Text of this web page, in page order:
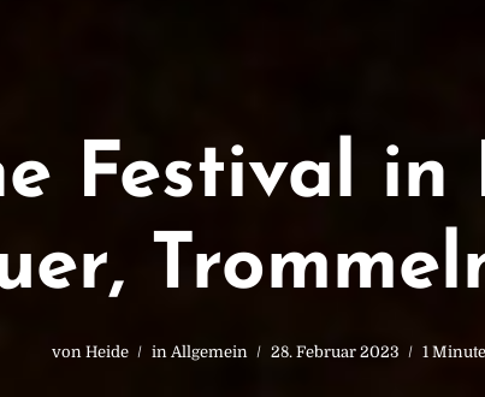
Festival in
von Heide in Allgemein 28. Februar 2023 1